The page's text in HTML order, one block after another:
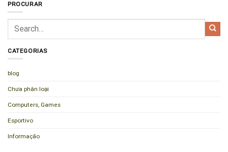
PROCURAR
CATEGORIAS
blog
Chưa phân loại
Computers, Games
Esportivo
Informação